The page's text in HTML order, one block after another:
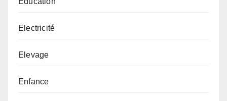
Electricité
Elevage
Enfance